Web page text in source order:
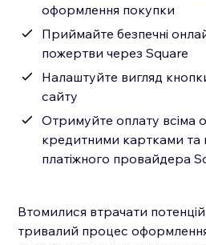
оформлення покупки
Приймайте безпечні
пожертви через Square
Налаштуйте вигляд
сайту
Отримуйте оплату всіма
кредитними картками та
платіжного провайдера
Втомилися втрачати
тривалий процес